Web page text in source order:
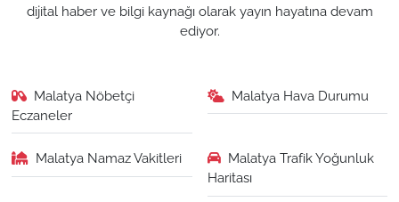
dijital haber ve bilgi kaynağı olarak yayın hayatına devam
ediyor.
Malatya Nöbetçi
Eczaneler
Malatya Hava Durumu
Malatya Namaz Vakitleri
Malatya Trafik Yoğunluk
Haritası